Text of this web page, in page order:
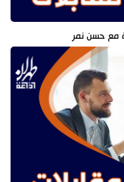
مع حسن نمر